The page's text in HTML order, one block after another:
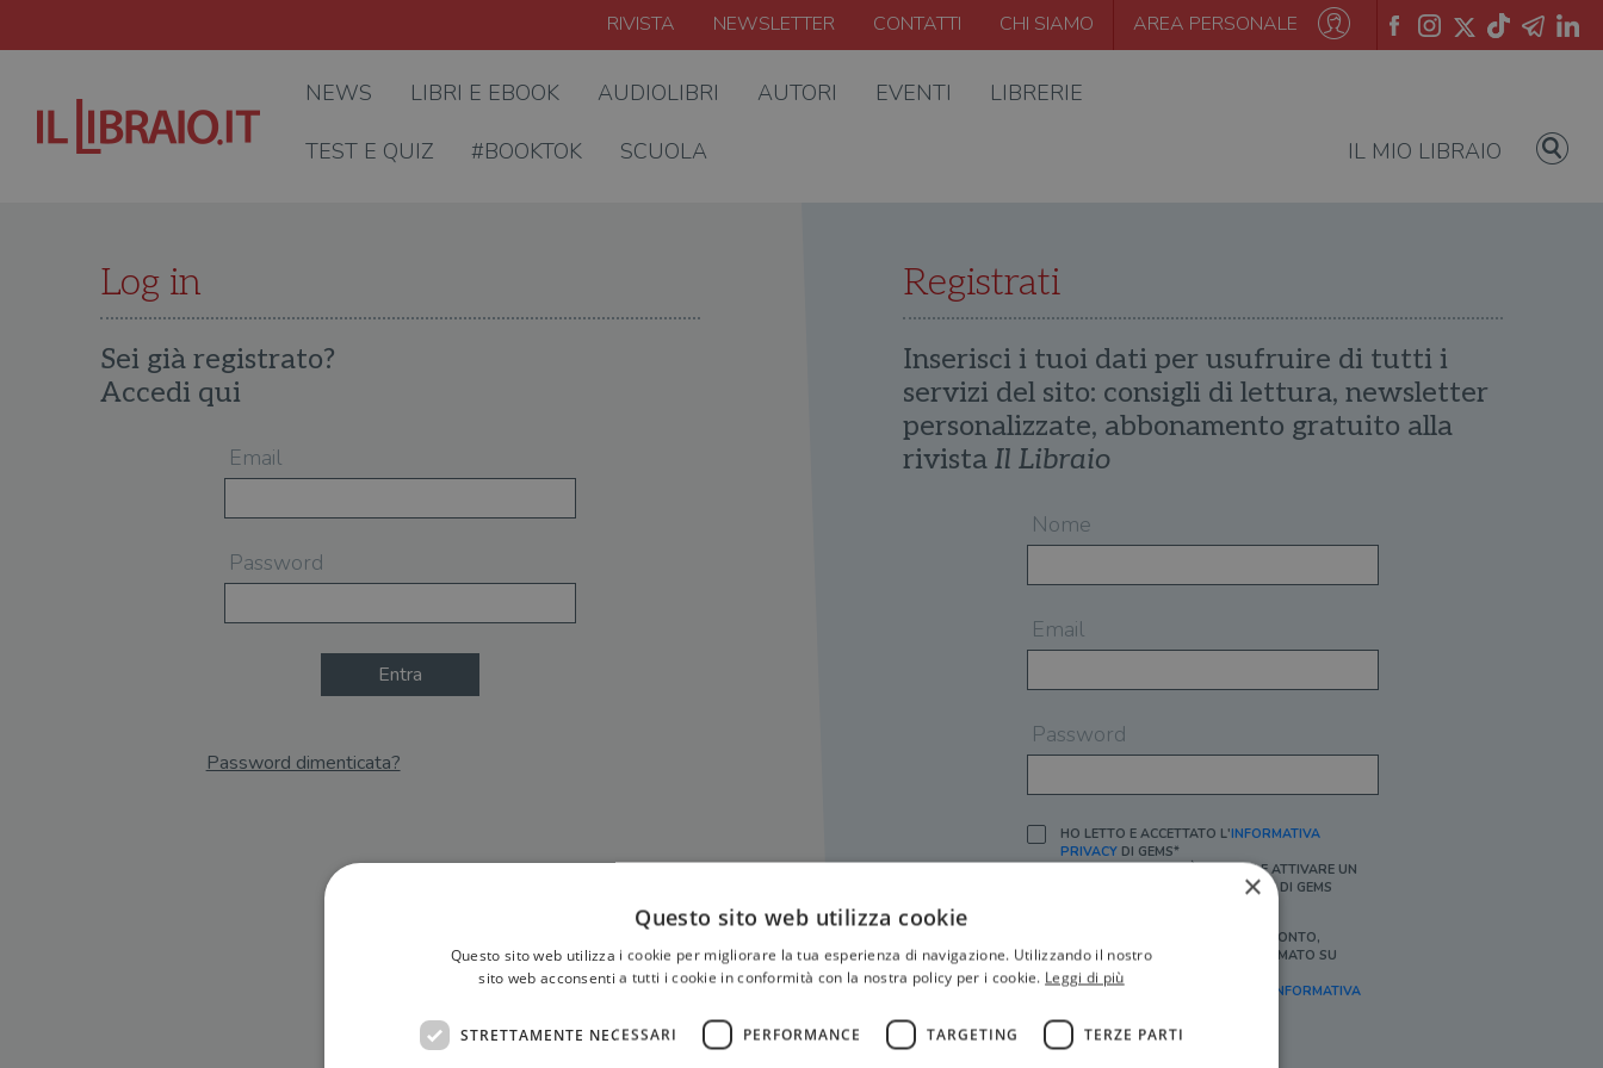
RIVISTA NEWSLETTER CONTATTI CHI SIAMO AREA PERSONALE
NEWS LIBRI E EBOOK AUDIOLIBRI AUTORI EVENTI LIBRERIE
TEST E QUIZ #BOOKTOK SCUOLA IL MIO LIBRAIO
Log in
Sei già registrato?
Accedi qui
Email
Password
Entra
Password dimenticata?
Registrati
Inserisci i tuoi dati per usufruire di tutti i
servizi del sito: consigli di lettura, newsletter
personalizzate, abbonamento gratuito alla
rivista Il Libraio
Nome
Email
Password
HO LETTO E ACCETTATO L'INFORMATIVA
PRIVACYDI GEMS*
IN MANCANZA NON È POSSIBILE ATTIVARE UN
ACCOUNT E/O RICEVERE I SERVIZI DI GEMS
SÌ, DESIDERO RICEVERE BUONI SCONTO,
OFFERTE SPECIALI, ESSERE INFORMATO SU
PROMOZIONI E NOVITÀ.
[FINALITÀ MARKETING, ART.2 (E),
INFORMATIVA
×
Questo sito web utilizza cookie
Questo sito web utilizza i cookie per migliorare la tua esperienza di navigazione. Utilizzando il nostro
sito web acconsenti a tutti i cookie in conformità con la nostra policy per i cookie. Leggi di più
STRETTAMENTE NECESSARI PERFORMANCE TARGETING TERZE PARTI